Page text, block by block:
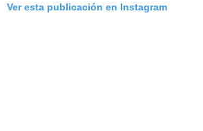
Ver esta publicación en Instagram